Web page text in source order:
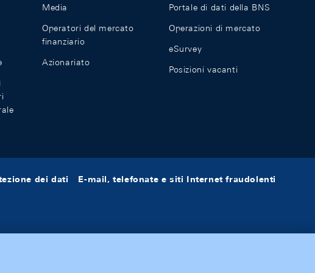
Media
Operatori del mercato
finanziario
Azionariato
Portale di dati della BNS
Operazioni di mercato
eSurvey
Posizioni vacanti
dei dati E-mail, telefonate e siti Internet fraudolenti